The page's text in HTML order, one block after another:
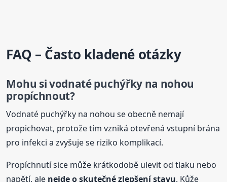
FAQ – Často kladené otázky
Mohu si vodnaté puchýřky na nohou
propíchnout?
Vodnaté puchýřky na nohou se obecně nemají
propichovat, protože tím vzniká otevřená vstupní brána
pro infekci a zvyšuje se riziko komplikací.
Propíchnutí sice může krátkodobě ulevit od tlaku nebo
napětí, ale nejde o skutečné zlepšení stavu. Kůže